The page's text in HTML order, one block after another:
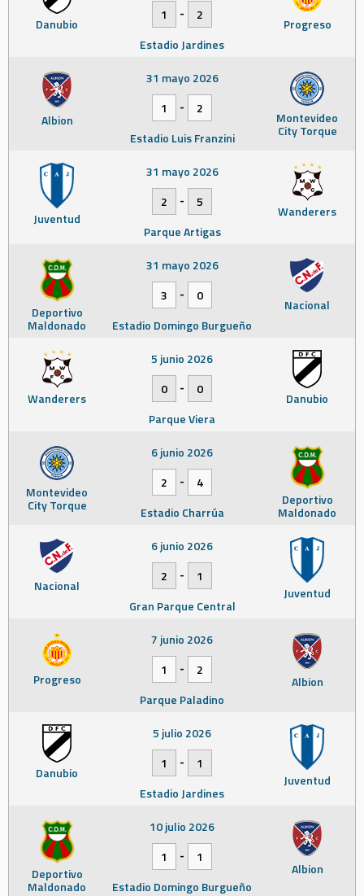
Danubio Progreso
1
-
2
Estadio Jardines
Albion Montevideo
City Torque
31 mayo 2026
1
-
2
Estadio Luis Franzini
Juventud Wanderers
31 mayo 2026
2
-
5
Parque Artigas
Deportivo
Maldonado
Nacional
31 mayo 2026
3
-
0
Estadio Domingo Burgueño
Wanderers Danubio
5 junio 2026
0
-
0
Parque Viera
Montevideo
City Torque Deportivo
Maldonado
6 junio 2026
2
-
4
Estadio Charrúa
Nacional Juventud
6 junio 2026
2
-
1
Gran Parque Central
Progreso Albion
7 junio 2026
1
-
2
Parque Paladino
Danubio Juventud
5 julio 2026
1
-
1
Estadio Jardines
Deportivo
Maldonado
Albion
10 julio 2026
1
-
1
Estadio Domingo Burgueño